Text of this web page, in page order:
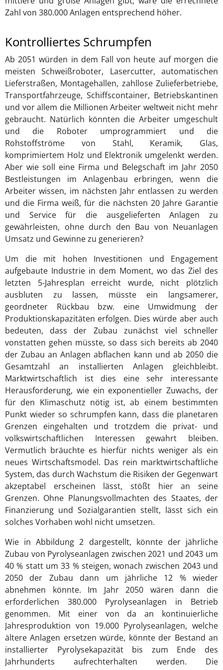
Zahl von 380.000 Anlagen entsprechend höher.
Kontrolliertes Schrumpfen
Ab 2051 würden in dem Fall von heute auf morgen die
meisten Schweißroboter, Lasercutter, automatischen
Lieferstraßen, Montagehallen, zahllose Zulieferbetriebe,
Transportfahrzeuge, Schiffscontainer, Betriebskantinen
und vor allem die Millionen Arbeiter weltweit nicht mehr
gebraucht. Natürlich könnten die Arbeiter umgeschult
und die Roboter umprogrammiert und die
Rohstoffströme von Stahl, Keramik, Glas,
komprimiertem Holz und Elektronik umgelenkt werden.
Aber wie soll eine Firma und Belegschaft im Jahr 2050
Bestleistungen im Anlagenbau erbringen, wenn die
Arbeiter wissen, im nächsten Jahr entlassen zu werden
und die Firma weiß, für die nächsten 20 Jahre Garantie
und Service für die ausgelieferten Anlagen zu
gewährleisten, ohne durch den Bau von Neuanlagen
Umsatz und Gewinne zu generieren?
Um die mit hohen Investitionen und Engagement
aufgebaute Industrie in dem Moment, wo das Ziel des
letzten 5-Jahresplan erreicht wurde, nicht plötzlich
ausbluten zu lassen, müsste ein langsamerer,
geordneter Rückbau bzw. eine Umwidmung der
Produktionskapazitäten erfolgen. Dies würde aber auch
bedeuten, dass der Zubau zunächst viel schneller
vonstatten gehen müsste, so dass sich bereits ab 2040
der Zubau an Anlagen abflachen kann und ab 2050 die
Gesamtzahl an installierten Anlagen gleichbleibt.
Marktwirtschaftlich ist dies eine sehr interessante
Herausforderung, wie ein exponentieller Zuwachs, der
für den Klimaschutz nötig ist, ab einem bestimmten
Punkt wieder so schrumpfen kann, dass die planetaren
Grenzen eingehalten und trotzdem die privat- und
volkswirtschaftlichen Interessen gewahrt bleiben.
Vermutlich bräuchte es hierfür nichts weniger als ein
neues Wirtschaftsmodel. Das rein marktwirtschaftliche
System, das durch Wachstum die Risiken der Gegenwart
akzeptabel erscheinen lässt, stößt hier an seine
Grenzen. Ohne Planungsvollmachten des Staates, der
Finanzierung und Sozialgarantien stellt, lässt sich ein
solches Vorhaben wohl nicht umsetzen.
Wie in Abbildung 2 dargestellt, könnte der jährliche
Zubau von Pyrolyseanlagen zwischen 2021 und 2043 um
40 % statt um 33 % steigen, wonach zwischen 2043 und
2050 der Zubau dann um jährliche 12 % wieder
abnehmen könnte. Im Jahr 2050 wären dann die
erforderlichen 380.000 Pyrolyseanlagen in Betrieb
genommen. Mit einer von da an kontinuierliche
Jahresproduktion von 19.000 Pyrolyseanlagen, welche
ältere Anlagen ersetzen würde, könnte der Bestand an
installierter Pyrolysekapazität bis zum Ende des
Jahrhunderts aufrechterhalten werden. Die